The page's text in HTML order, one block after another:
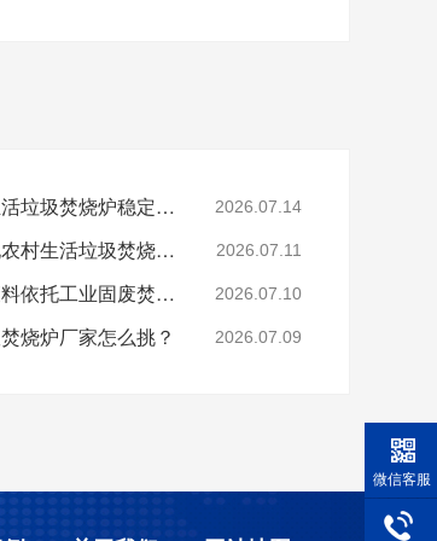
乡镇垃圾焚烧不达标怎么办｜小型生活垃圾焚烧炉稳定达标解决方案 2026.07.14
山区偏远村落垃圾处置方案｜模块化农村生活垃圾焚烧炉就地达标焚烧 2026.07.11
晋江鞋厂火灾安全警示：易燃鞋材废料依托工业固废焚烧炉实现规范化安全处置 2026.07.10
烧炉厂家怎么挑？ 2026.07.09
微信客服